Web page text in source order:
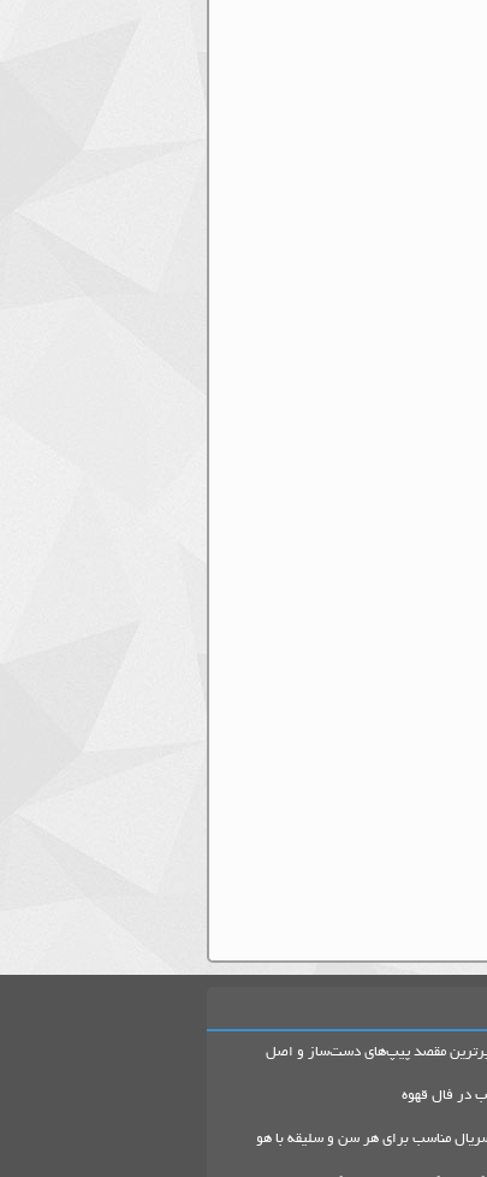
برترین مقصد پیپ‌های دست‌ساز و اصل
در فال قهوه
مناسب برای هر سن و سلیقه با هو